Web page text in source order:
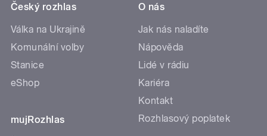
Český rozhlas
Válka na Ukrajině
Komunální volby
Stanice
eShop
mujRozhlas
O nás
Jak nás naladíte
Nápověda
Lidé v rádiu
Kariéra
Kontakt
Rozhlasový poplatek